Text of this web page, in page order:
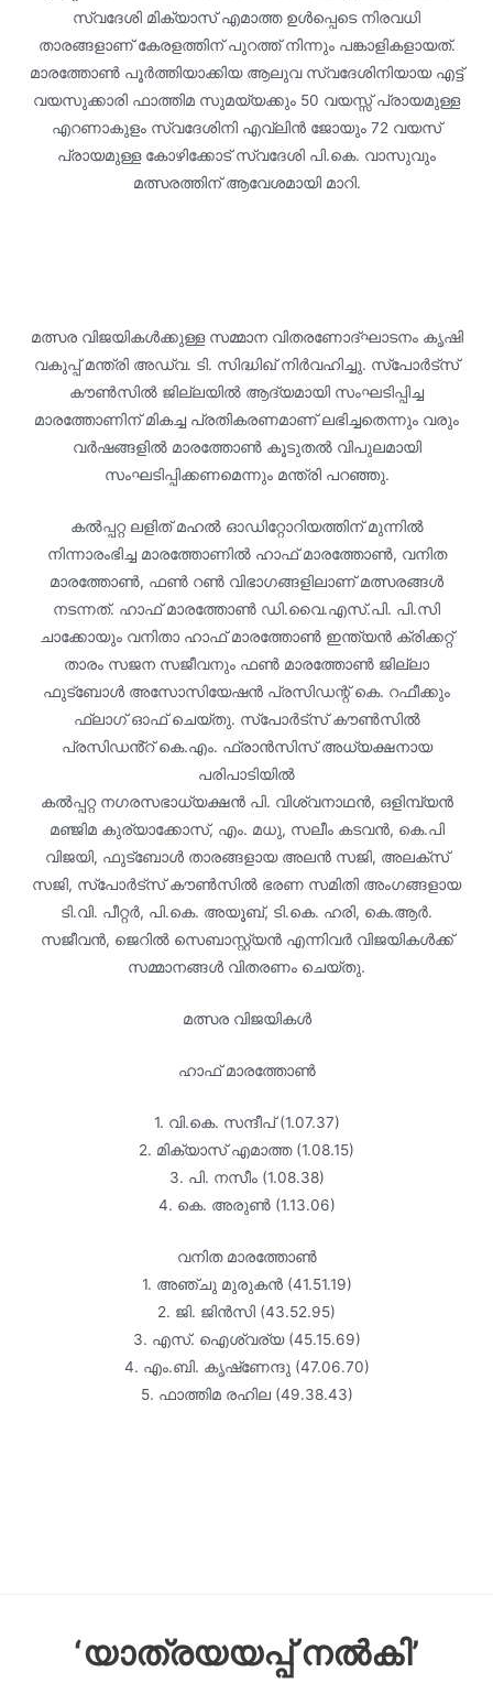
സ്വദേശി മിക്യാസ് എമാത്ത ഉൾപ്പെടെ നിരവധി
താരങ്ങളാണ് കേരളത്തിന് പുറത്ത് നിന്നും പങ്കാളികളായത്.
മാരത്തോൺ പൂർത്തിയാക്കിയ ആലുവ സ്വദേശിനിയായ എട്ട്
വയസുക്കാരി ഫാത്തിമ സുമയ്യക്കും 50 വയസ്സ് പ്രായമുള്ള
എറണാകുളം സ്വദേശിനി എവ്ലിൻ ജോയും 72 വയസ്
പ്രായമുള്ള കോഴിക്കോട് സ്വദേശി പി.കെ. വാസുവും
മത്സരത്തിന് ആവേശമായി മാറി.
മത്സര വിജയികൾക്കുള്ള സമ്മാന വിതരണോദ്ഘാടനം കൃഷി
വകുപ്പ് മന്ത്രി അഡ്വ. ടി. സിദ്ധിഖ് നിർവഹിച്ചു. സ്‌പോർട്‌സ്
കൗൺസിൽ ജില്ലയിൽ ആദ്യമായി സംഘടിപ്പിച്ച
മാരത്തോണിന് മികച്ച പ്രതികരണമാണ് ലഭിച്ചതെന്നും വരും
വർഷങ്ങളിൽ മാരത്തോൺ കൂടുതൽ വിപുലമായി
സംഘടിപ്പിക്കണമെന്നും മന്ത്രി പറഞ്ഞു.
കൽപ്പറ്റ ലളിത് മഹൽ ഓഡിറ്റോറിയത്തിന് മുന്നിൽ
നിന്നാരംഭിച്ച മാരത്തോണിൽ ഹാഫ് മാരത്തോൺ, വനിത
മാരത്തോൺ, ഫൺ റൺ വിഭാഗങ്ങളിലാണ് മത്സരങ്ങൾ
നടന്നത്. ഹാഫ് മാരത്തോൺ ഡി.വൈ.എസ്.പി. പി.സി
ചാക്കോയും വനിതാ ഹാഫ് മാരത്തോൺ ഇന്ത്യൻ ക്രിക്കറ്റ്
താരം സജന സജീവനും ഫൺ മാരത്തോൺ ജില്ലാ
ഫുട്‌ബോൾ അസോസിയേഷൻ പ്രസിഡന്റ് കെ. റഫീക്കും
ഫ്‌ലാഗ് ഓഫ് ചെയ്തു. സ്‌പോർട്‌സ് കൗൺസിൽ
പ്രസിഡൻ്റ് കെ.എം. ഫ്രാൻസിസ് അധ്യക്ഷനായ
പരിപാടിയിൽ
കൽപ്പറ്റ നഗരസഭാധ്യക്ഷൻ പി. വിശ്വനാഥൻ, ഒളിമ്പ്യൻ
മഞ്ജിമ കുര്യാക്കോസ്, എം. മധു, സലീം കടവൻ, കെ.പി
വിജയി, ഫുട്‌ബോൾ താരങ്ങളായ അലൻ സജി, അലക്‌സ്
സജി, സ്‌പോർട്‌സ് കൗൺസിൽ ഭരണ സമിതി അംഗങ്ങളായ
ടി.വി. പീറ്റർ, പി.കെ. അയൂബ്, ടി.കെ. ഹരി, കെ.ആർ.
സജീവൻ, ജെറിൽ സെബാസ്റ്റ്യൻ എന്നിവർ വിജയികൾക്ക്
സമ്മാനങ്ങൾ വിതരണം ചെയ്തു.
മത്സര വിജയികൾ
ഹാഫ് മാരത്തോൺ
1. വി.കെ. സന്ദീപ് (1.07.37)
2. മിക്യാസ് എമാത്ത (1.08.15)
3. പി. നസീം (1.08.38)
4. കെ. അരുൺ (1.13.06)
വനിത മാരത്തോൺ
1. അഞ്ചു മുരുകൻ (41.51.19)
2. ജി. ജിൻസി (43.52.95)
3. എസ്. ഐശ്വര്യ (45.15.69)
4. എം.ബി. കൃഷ്‌ണേന്ദു (47.06.70)
5. ഫാത്തിമ രഹില (49.38.43)
‘യാത്രയയപ്പ് നൽകി’